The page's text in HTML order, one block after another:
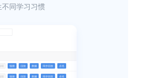
不同学习习惯